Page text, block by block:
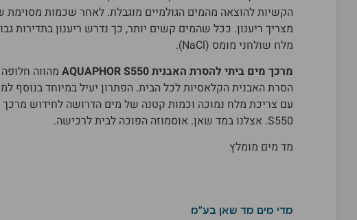
הקשיות להוצאה מהמים הגולמיים מוגבלת. לאחר שכמות מסוימת
מצריך ריענון. ככל שהמים קשים יותר, כך נדרש ריענון בתדירות
מלח שולחני מומס (NaCl).
מרכך מים ביתי להסרת האבנית AQUAPHOR S550
מהווה
הסרת האבנית הקלאסיות לכל הבית. הפתרון יעיל במיוחד בנוסף ל
S550. אצלנו ב
מד שאן. אוסמוזה הפוכה לביתלרכישה.
מד מים מומלץ
מדי מים מד שאן בע"מ